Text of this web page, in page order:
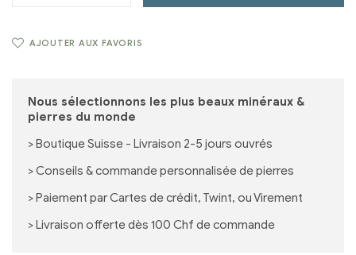
AJOUTER AUX FAVORIS
Nous sélectionnons les plus beaux minéraux &
pierres du monde
> Boutique Suisse - Livraison 2-5 jours ouvrés
> Conseils & commande personnalisée de pierres
> Paiement par Cartes de crédit, Twint, ou Virement
> Livraison offerte dès 100 Chf de commande